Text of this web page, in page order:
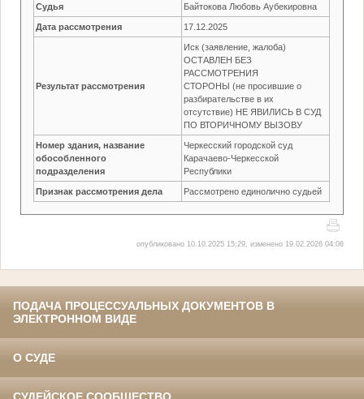
Судья Байтокова Любовь Аубекировна
Дата рассмотрения 17.12.2025
Результат рассмотрения
Иск (заявление, жалоба)
ОСТАВЛЕН БЕЗ
РАССМОТРЕНИЯ
СТОРОНЫ (не просившие о
разбирательстве в их
отсутствие) НЕ ЯВИЛИСЬ В СУД
ПО ВТОРИЧНОМУ ВЫЗОВУ
Номер здания, название
обособленного
подразделения
Черкесский городской суд
Карачаево-Черкесской
Республики
Признак рассмотрения дела Рассмотрено единолично судьей
опубликовано 10.10.2025 15:29, изменено 19.02.2026 04:06
ПОДАЧА ПРОЦЕССУАЛЬНЫХ ДОКУМЕНТОВ В
ЭЛЕКТРОННОМ ВИДЕ
О СУДЕ